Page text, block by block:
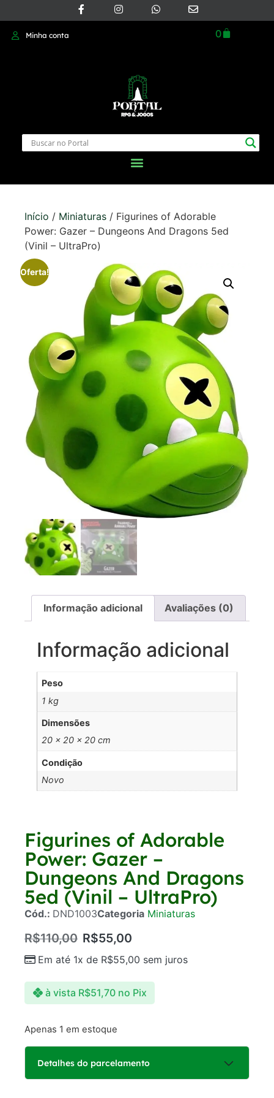
Minha conta 0
Início / Miniaturas / Figurines of Adorable
Power: Gazer – Dungeons And Dragons 5ed
(Vinil – UltraPro)
Oferta!
Informação adicional Avaliações (0)
Informação adicional
Peso
1 kg
Dimensões
20 × 20 × 20 cm
Condição
Novo
Figurines of Adorable
Power: Gazer –
Dungeons And Dragons
5ed (Vinil – UltraPro)
Cód.: DND1003Categoria Miniaturas
R$110,00 R$55,00
Em até 1x de R$55,00 sem juros
à vista R$51,70 no Pix
Apenas 1 em estoque
Detalhes do parcelamento